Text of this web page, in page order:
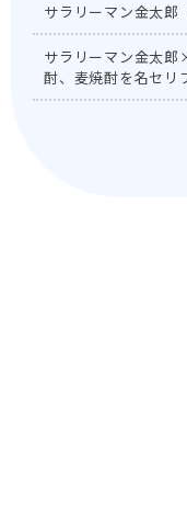
サラリーマン金太
サラリーマン金太
酎、麦焼酎を名セリ